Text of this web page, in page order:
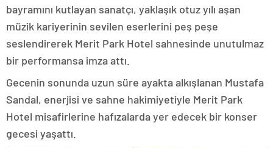
bayramını kutlayan sanatçı, yaklaşık otuz yılı aşan
müzik kariyerinin sevilen eserlerini peş peşe
seslendirerek Merit Park Hotel sahnesinde unutulmaz
bir performansa imza attı.
Gecenin sonunda uzun süre ayakta alkışlanan Mustafa
Sandal, enerjisi ve sahne hakimiyetiyle Merit Park
Hotel misafirlerine hafızalarda yer edecek bir konser
gecesi yaşattı.